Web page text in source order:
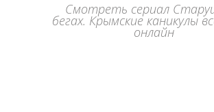
Смотреть сериал
бегах. Крымские каникулы
онлайн